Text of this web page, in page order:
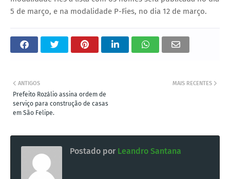
5 de março, e na modalidade P-Fies, no dia 12 de março.
MAIS RECENTES
ANTIGOS
Prefeito Rozálio assina ordem de
serviço para construção de casas
em São Felipe.
Postado por Leandro Santana